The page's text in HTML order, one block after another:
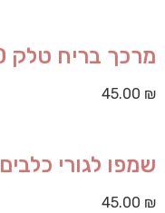
מרכך בריח טלק 250 מ"ל
45.00 ₪
שמפו לגורי כלבים 250 מ"ל
45.00 ₪